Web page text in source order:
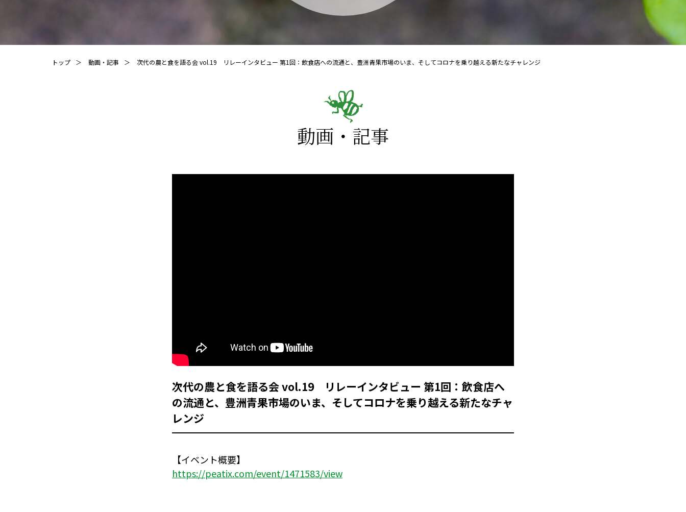
トップ 動画・記事 次代の農と食を語る会 vol.19 リレーインタビュー 第1回：飲食店への流通と、豊洲青果市場のいま、そしてコロナを乗り越える新たなチャレンジ
動画・記事
次代の農と食を語る会 vol.19 リレーインタビュー 第1回：飲食店へ
の流通と、豊洲青果市場のいま、そしてコロナを乗り越える新たなチャ
レンジ
【イベント概要】
https://peatix.com/event/1471583/view